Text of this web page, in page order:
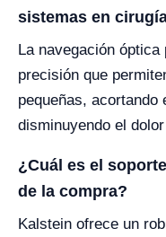
sistemas en
La navegación
precisión que
pequeñas, acortando
disminuyendo el
¿Cuál es el
de la compra?
Kalstein ofrece un